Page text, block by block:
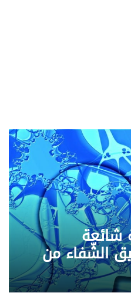
شائعة
الشّفاء من